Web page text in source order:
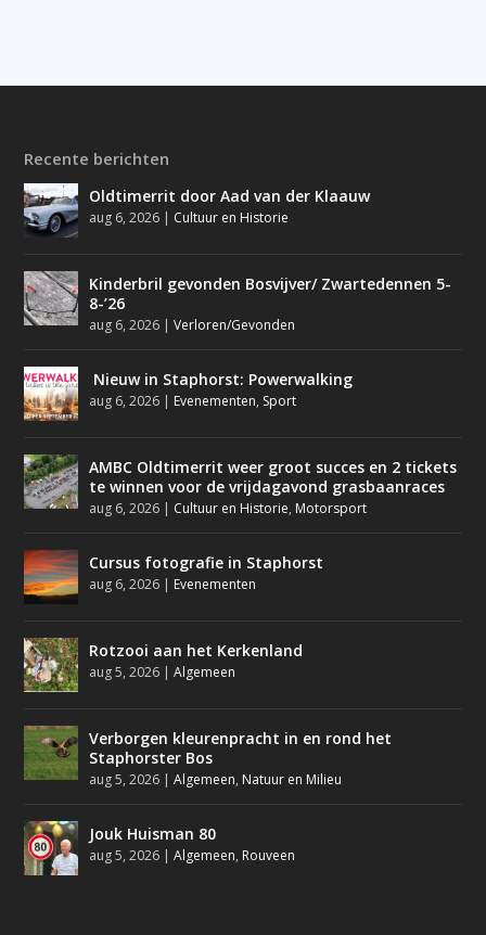
Recente berichten
Oldtimerrit door Aad van der Klaauw
aug 6, 2026 | Cultuur en Historie
Kinderbril gevonden Bosvijver/ Zwartedennen 5-
8-’26
aug 6, 2026 |Verloren/Gevonden
Nieuw in Staphorst: Powerwalking
aug 6, 2026 | Evenementen, Sport
AMBC Oldtimerrit weer groot succes en 2 tickets
te winnen voor de vrijdagavond grasbaanraces
aug 6, 2026 | Cultuur en Historie, Motorsport
Cursus fotografie in Staphorst
aug 6, 2026 | Evenementen
Rotzooi aan het Kerkenland
aug 5, 2026 |Algemeen
Verborgen kleurenpracht in en rond het
Staphorster Bos
aug 5, 2026 |Algemeen, Natuur en Milieu
Jouk Huisman 80
aug 5, 2026 |Algemeen, Rouveen